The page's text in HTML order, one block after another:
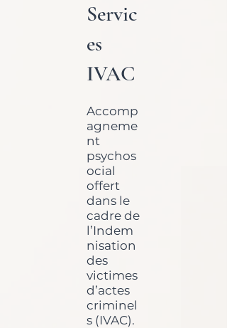
Servic
es
IVAC
Accomp
agneme
nt
psychos
ocial
offert
dans le
cadre de
l’Indem
nisation
des
victimes
d’actes
criminel
s (IVAC).